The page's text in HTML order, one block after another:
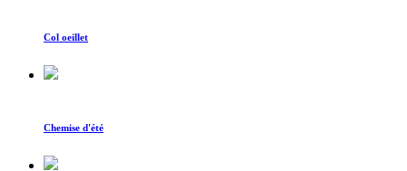
Col oeillet
Chemise d'été